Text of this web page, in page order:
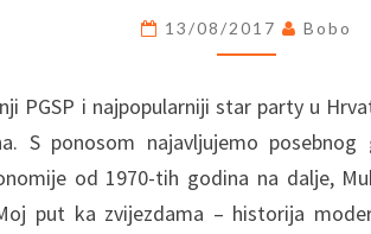
13/08/2017 Bobo
PGSP i najpopularniji star party u
S ponosom najavljujemo
od 1970-tih godina na dalje,
put ka zvijezdama – historija